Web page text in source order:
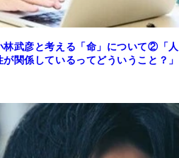
林武彦と考える「命」について②「人
関係しているってどういうこと？」